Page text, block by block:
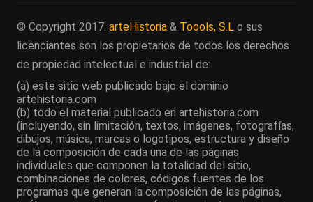
© Copyright 2017. arteHistoria & Toools, S.L o sus
licenciantes son los propietarios de todos los derechos
de propiedad intelectual e industrial de:
(a) este sitio web publicado bajo el dominio
artehistoria.com
(b) todo el material publicado en artehistoria.com
(incluyendo, sin limitación, textos, imágenes, fotografías,
dibujos, música, marcas o logotipos, estructura y diseño
de la composición de cada una de las páginas
individuales que componen la totalidad del sitio,
combinaciones de colores, códigos fuentes de los
programas que generan la composición de las páginas,